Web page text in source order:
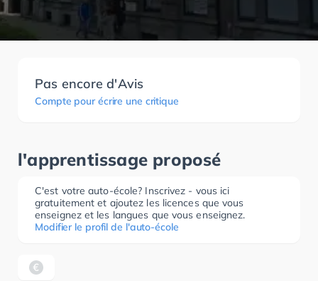
Pas encore d'Avis
Compte pour écrire une critique
l'apprentissage proposé
C'est votre auto-école? Inscrivez - vous ici
gratuitement et ajoutez les licences que vous
enseignez et les langues que vous enseignez.
Modifier le profil de l'auto-école